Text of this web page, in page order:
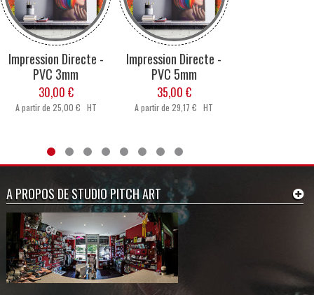
Impression Directe -
PVC 3mm
30,00 €
A partir de 25,00 € HT
Impression Directe -
PVC 5mm
35,00 €
A partir de 29,17 € HT
A PROPOS DE STUDIO PITCH ART